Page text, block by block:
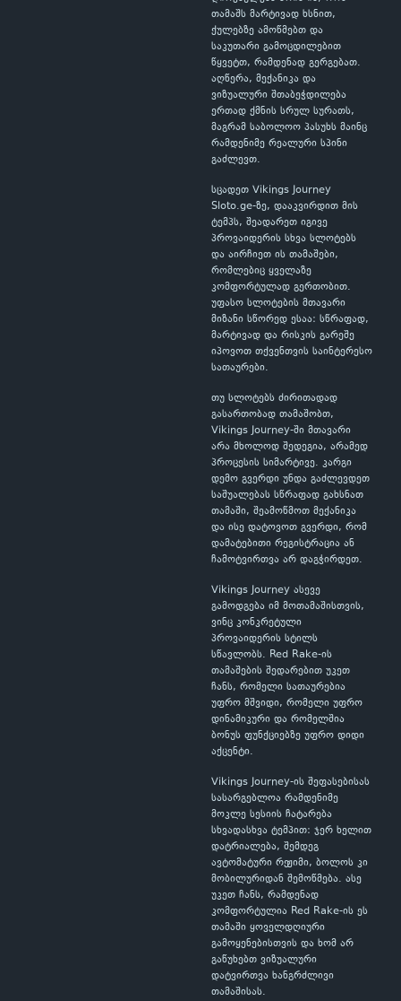
თამაშს მარტივად ხსნით,
ქულებზე ამოწმებთ და
საკუთარი გამოცდილებით
წყვეტთ, რამდენად გერგებათ.
აღწერა, მექანიკა და
ვიზუალური შთაბეჭდილება
ერთად ქმნის სრულ სურათს,
მაგრამ საბოლოო პასუხს მაინც
რამდენიმე რეალური სპინი
გაძლევთ.
სცადეთ Vikings Journey
Sloto.ge-ზე, დააკვირდით მის
ტემპს, შეადარეთ იგივე
პროვაიდერის სხვა სლოტებს
და აირჩიეთ ის თამაშები,
რომლებიც ყველაზე
კომფორტულად გერთობით.
უფასო სლოტების მთავარი
მიზანი სწორედ ესაა: სწრაფად,
მარტივად და რისკის გარეშე
იპოვოთ თქვენთვის საინტერესო
სათაურები.
თუ სლოტებს ძირითადად
გასართობად თამაშობთ,
Vikings Journey-ში მთავარი
არა მხოლოდ შედეგია, არამედ
პროცესის სიმარტივე. კარგი
დემო გვერდი უნდა გაძლევდეთ
საშუალებას სწრაფად გახსნათ
თამაში, შეამოწმოთ მექანიკა
და ისე დატოვოთ გვერდი, რომ
დამატებითი რეგისტრაცია ან
ჩამოტვირთვა არ დაგჭირდეთ.
Vikings Journey ასევე
გამოდგება იმ მოთამაშისთვის,
ვინც კონკრეტული
პროვაიდერის სტილს
სწავლობს. Red Rake-ის
თამაშების შედარებით უკეთ
ჩანს, რომელი სათაურებია
უფრო მშვიდი, რომელი უფრო
დინამიკური და რომელშია
ბონუს ფუნქციებზე უფრო დიდი
აქცენტი.
Vikings Journey-ის შეფასებისას
სასარგებლოა რამდენიმე
მოკლე სესიის ჩატარება
სხვადასხვა ტემპით: ჯერ ხელით
დატრიალება, შემდეგ
ავტომატური რეჟიმი, ბოლოს კი
მობილურიდან შემოწმება. ასე
უკეთ ჩანს, რამდენად
კომფორტულია Red Rake-ის ეს
თამაში ყოველდღიური
გამოყენებისთვის და ხომ არ
გაწუხებთ ვიზუალური
დატვირთვა ხანგრძლივი
თამაშისას.